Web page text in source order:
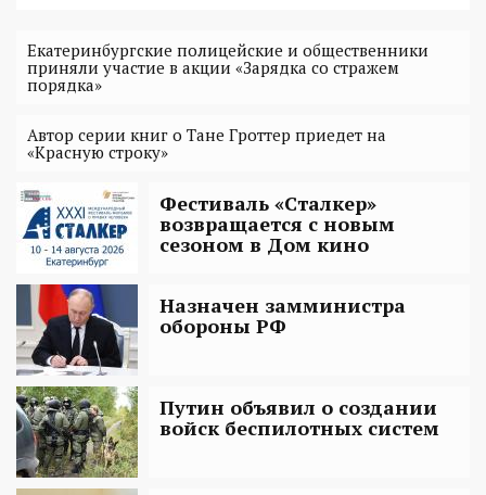
Екатеринбургские полицейские и общественники
приняли участие в акции «Зарядка со стражем
порядка»
Автор серии книг о Тане Гроттер приедет на
«Красную строку»
Фестиваль «Сталкер»
возвращается с новым
сезоном в Дом кино
Назначен замминистра
обороны РФ
Путин объявил о создании
войск беспилотных систем